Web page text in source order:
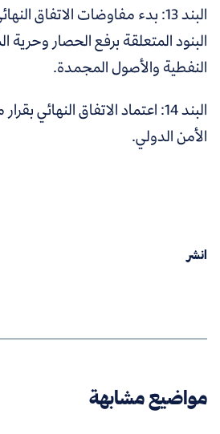
انشر
البند 13: بدء مفاوضات الاتفاق
البنود المتعلقة برفع الحصار وحرية
النفطية والأصول المجمدة.
البند 14: اعتماد الاتفاق
الأمن الدولي.
مواضيع مشابهة